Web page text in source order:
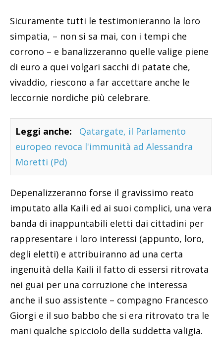
Sicuramente tutti le testimonieranno la loro
simpatia, – non si sa mai, con i tempi che
corrono – e banalizzeranno quelle valige piene
di euro a quei volgari sacchi di patate che,
vivaddio, riescono a far accettare anche le
leccornie nordiche più celebrare.
Leggi anche:
Qatargate, il Parlamento
europeo revoca l'immunità ad Alessandra
Moretti (Pd)
Depenalizzeranno forse il gravissimo reato
imputato alla Kaili ed ai suoi complici, una vera
banda di inappuntabili eletti dai cittadini per
rappresentare i loro interessi (appunto, loro,
degli eletti) e attribuiranno ad una certa
ingenuità della Kaili il fatto di essersi ritrovata
nei guai per una corruzione che interessa
anche il suo assistente – compagno Francesco
Giorgi e il suo babbo che si era ritrovato tra le
mani qualche spicciolo della suddetta valigia.